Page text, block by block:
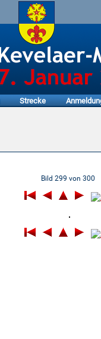
Strecke
Bild 299 von 300